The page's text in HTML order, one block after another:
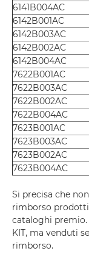
6141B004AC
6142B001AC
6142B003AC
6142B002AC
6142B004AC
7622B001AC
7622B003AC
7622B002AC
7622B004AC
7623B001AC
7623B003AC
7623B002AC
7623B004AC
Si precisa che
rimborso
cataloghi premio.
KIT, ma venduti
rimborso.